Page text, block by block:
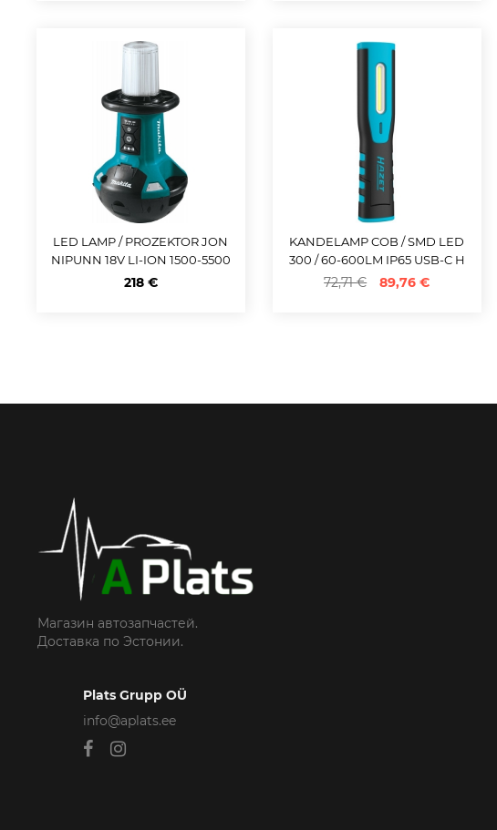
LED LAMP / PROZEKTOR JON
NIPUNN 18V LI-ION 1500-5500
LM 3 FUNKTS.MAKITA
218 €
KANDELAMP COB / SMD LED
300 / 60-600LM IP65 USB-C H
AZET
72,71 € 89,76 €
Магазин автозапчастей.
Доставка по Эстонии.
Plats Grupp OÜ
info@aplats.ee